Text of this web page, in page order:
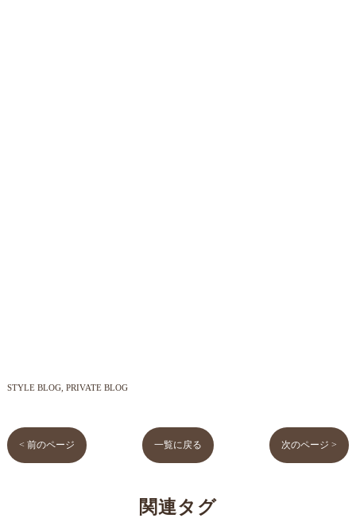
STYLE BLOG PRIVATE BLOG
< 前のページ 一覧に戻る 次のページ >
関連タグ